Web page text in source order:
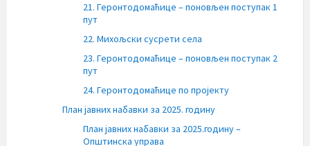
21. Геронтодомаћице – поновљен поступак 1
пут
22. Михољски сусрети села
23. Геронтодомаћице – поновљен поступак 2
пут
24. Геронтодомаћице по пројекту
План јавних набавки за 2025. годину
План јавних набавки за 2025.годину –
Општинска управа